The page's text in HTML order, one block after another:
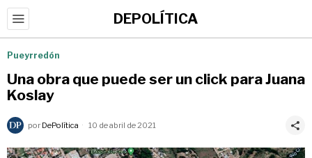
DEPOLÍTICA
Pueyrredón
Una obra que puede ser un click para Juana
Koslay
por DePolítica 10 de abril de 2021